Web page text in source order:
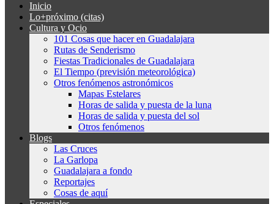
Inicio
Lo+próximo (citas)
Cultura y Ocio
101 Cosas que hacer en Guadalajara
Rutas de Senderismo
Fiestas Tradicionales de Guadalajara
El Tiempo (previsión meteorológica)
Otros fenómenos astronómicos
Mapas Estelares
Horas de salida y puesta de la luna
Horas de salida y puesta del sol
Otros fenómenos
Blogs
Las Cruces
La Garlopa
Guadalajara a fondo
Reportajes
Cosas de aquí